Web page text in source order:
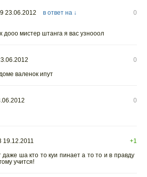
23.06.2012 в ответ на ↓
0
дооо мистер штанга я вас узнооол
0
валенок ипут
0
19.12.2011
+1
даже ша кто то куи пинает а то то и в правду
учится!